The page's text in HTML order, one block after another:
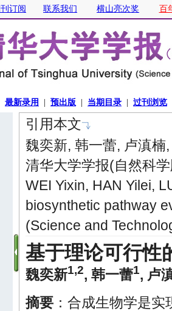
引用本文
魏奕新, 韩一蕾, 卢滇
清华大学学报(自然科
WEI Yixin, HAN Yilei,
biosynthetic pathway
(Science and
基于理论可行性
魏奕新1,2, 韩一蕾1, 卢
摘要 ：合成生物学是